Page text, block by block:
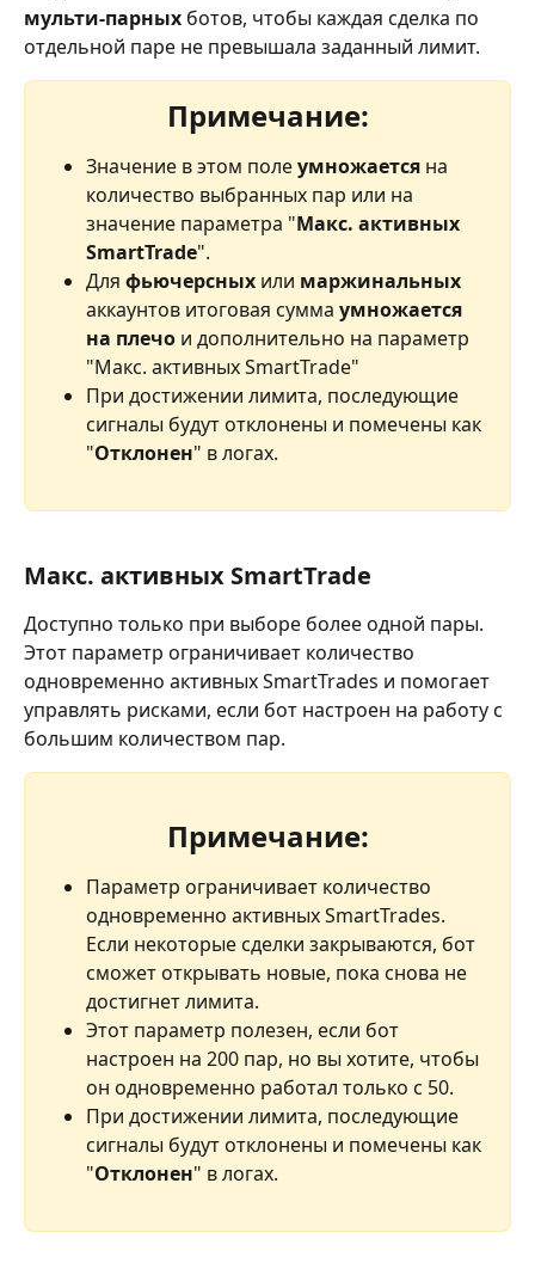
мульти-парных ботов, чтобы каждая сделка по
отдельной паре не превышала заданный лимит.
Примечание:
Значение в этом поле умножается на
количество выбранных пар или на
значение параметра "Макс. активных
SmartTrade".
Для фьючерсных или маржинальных
аккаунтов итоговая сумма умножается
на плечо и дополнительно на параметр
"Макс. активных SmartTrade"
При достижении лимита, последующие
сигналы будут отклонены и помечены как
"Отклонен" в логах.
Макс. активных SmartTrade
Доступно только при выборе более одной пары.
Этот параметр ограничивает количество
одновременно активных SmartTrades и помогает
управлять рисками, если бот настроен на работу с
большим количеством пар.
Примечание:
Параметр ограничивает количество
одновременно активных SmartTrades.
Если некоторые сделки закрываются, бот
сможет открывать новые, пока снова не
достигнет лимита.
Этот параметр полезен, если бот
настроен на 200 пар, но вы хотите, чтобы
он одновременно работал только с 50.
При достижении лимита, последующие
сигналы будут отклонены и помечены как
"Отклонен" в логах.